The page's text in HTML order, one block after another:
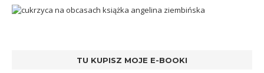
TU KUPISZ MOJE E-BOOKI